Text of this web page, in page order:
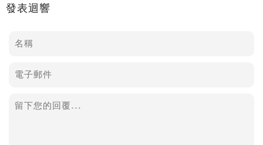
發表迴響